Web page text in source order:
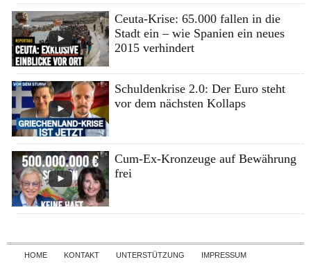
Ceuta-Krise: 65.000 fallen in die
Stadt ein – wie Spanien ein neues
2015 verhindert
Schuldenkrise 2.0: Der Euro steht
vor dem nächsten Kollaps
Cum-Ex-Kronzeuge auf Bewährung
frei
Skip to content
HOME KONTAKT UNTERSTÜTZUNG
IMPRESSUM